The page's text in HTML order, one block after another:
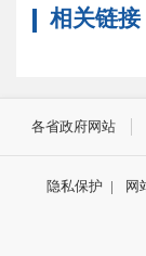
相关链接
各省政府网站
隐私保护 | 网